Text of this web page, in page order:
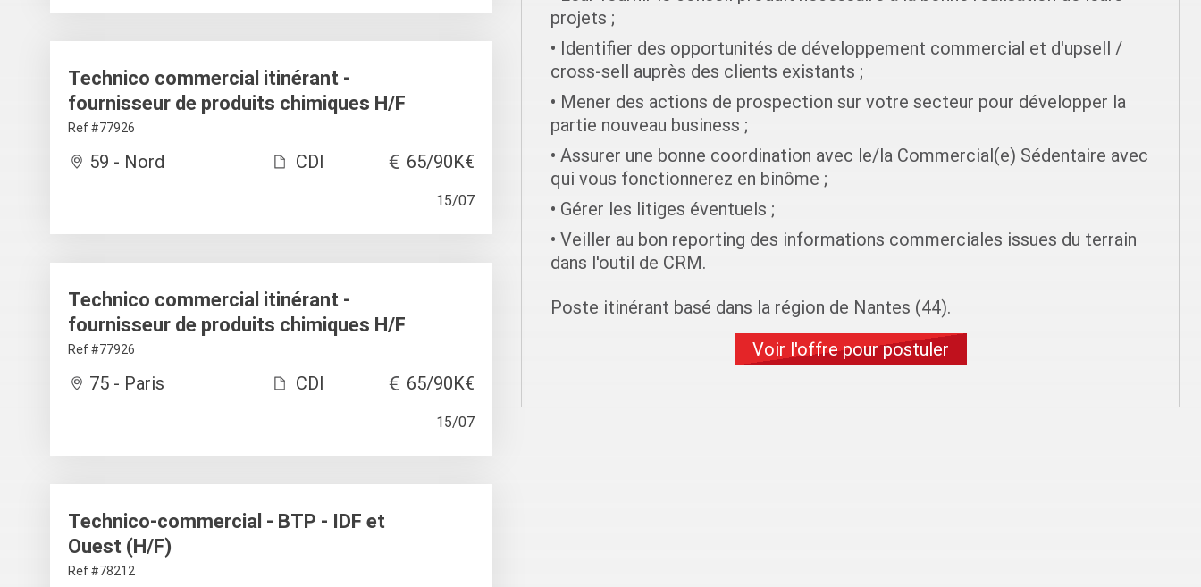
Technico commercial itinérant -
fournisseur de produits chimiques H/F
Ref #77926
59 - Nord CDI 65/90K€
15/07
Technico commercial itinérant -
fournisseur de produits chimiques H/F
Ref #77926
75 - Paris CDI 65/90K€
15/07
Technico-commercial - BTP - IDF et
Ouest (H/F)
Ref #78212
projets ;
Identifier des opportunités de développement commercial et d'upsell /
cross-sell auprès des clients existants ;
Mener des actions de prospection sur votre secteur pour développer la
partie nouveau business ;
Assurer une bonne coordination avec le/la Commercial(e) Sédentaire avec
qui vous fonctionnerez en binôme ;
Gérer les litiges éventuels ;
Veiller au bon reporting des informations commerciales issues du terrain
dans l'outil de CRM.
Poste itinérant basé dans la région de Nantes (44).
Voir l'offre pour postuler